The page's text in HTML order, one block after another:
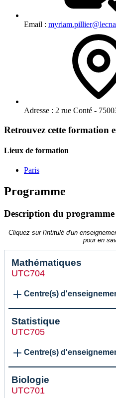
Email :
Adresse : 2 rue Conté -
Retrouvez cette formation
Lieux de formation
Paris
Programme
Description du programme
Cliquez sur l'intitulé d'un
pour en
Mathématiques
UTC704
Centre(s)
Statistique
UTC705
Centre(s)
Biologie
UTC701